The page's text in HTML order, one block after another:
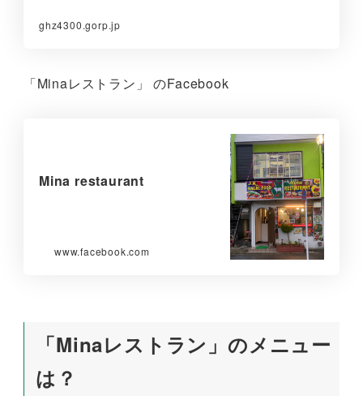
ghz4300.gorp.jp
「Minaレストラン」 のFacebook
Mina restaurant
www.facebook.com
「Minaレストラン」のメニュー
は？